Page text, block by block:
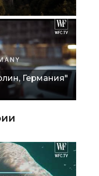
Германия"